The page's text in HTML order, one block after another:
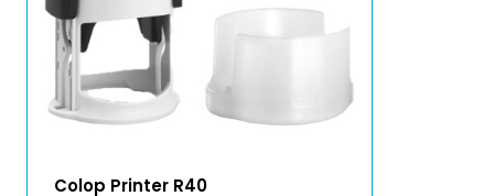
Colop Printer R40